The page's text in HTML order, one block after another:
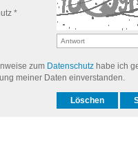
*
zum Datenschutzhabe ich
meiner Daten einverstanden.